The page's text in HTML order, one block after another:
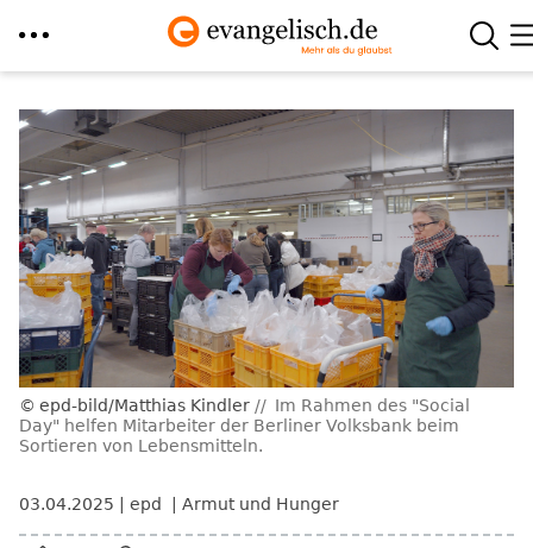
zum
Inhalt
epd-bild/Matthias Kindler
Im Rahmen des "Social
Day" helfen Mitarbeiter der Berliner Volksbank beim
Sortieren von Lebensmitteln.
03.04.2025 epd Armut und Hunger